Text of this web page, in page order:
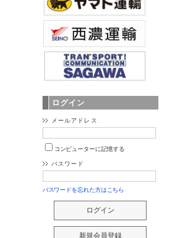
ログイン
メールアドレス
コンピューターに記憶する
パスワード
パスワードを忘れた方はこちら